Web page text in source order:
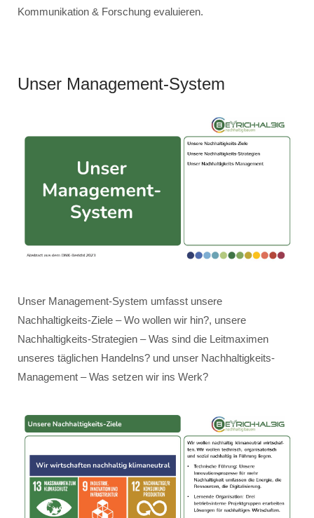
Kommunikation & Forschung evaluieren.
Unser Management-System
Unser Management-System umfasst unsere
Nachhaltigkeits-Ziele – Wo wollen wir hin?, unsere
Nachhaltigkeits-Strategien – Was sind die Leitmaximen
unseres täglichen Handelns? und unser Nachhaltigkeits-
Management – Was setzen wir ins Werk?